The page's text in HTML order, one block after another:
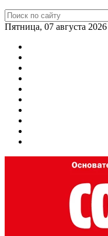
Пятница, 07 августа 2026